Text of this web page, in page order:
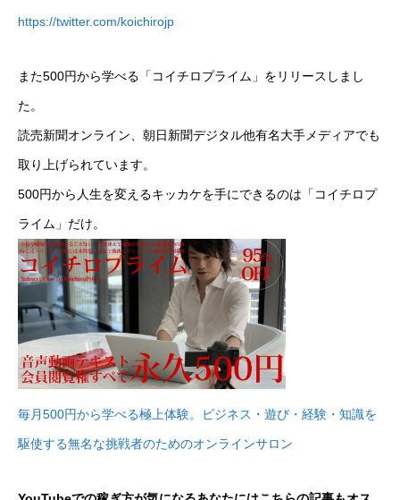
https://twitter.com/koichirojp
また500円から学べる「コイチロプライム」をリリースしまし
た。
読売新聞オンライン、朝日新聞デジタル他有名大手メディアでも
取り上げられています。
500円から人生を変えるキッカケを手にできるのは「コイチロプ
ライム」だけ。
毎月500円から学べる極上体験。ビジネス・遊び・経験・知識を
駆使する無名な挑戦者のためのオンラインサロン